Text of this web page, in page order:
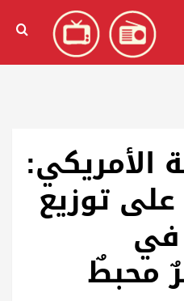
الإنجليزية)
الأمريكي:
توزيع
في
محبطٌ